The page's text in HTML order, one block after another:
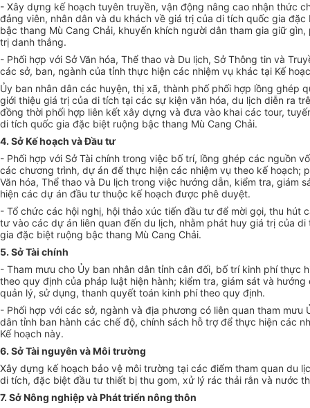
- Xây dựng kế hoạch tuyên truyền, vận động nâng cao nhận thức
đảng viên, nhân dân và du khách về giá trị của di tích quốc gia đặc
bậc thang Mù Cang Chải, khuyến khích người dân tham gia giữ gìn,
trị danh thắng.
- Phối hợp với Sở Văn hóa, Thể thao và Du lịch, Sở Thông tin và Truy
các sở, ban, ngành của tỉnh thực hiện các nhiệm vụ khác tại Kế
Ủy ban nhân dân các huyện, thị xã, thành phốphối hợp lồng ghép
giới thiệu giá trị của di tích tại các sự kiện văn hóa, du lịch diễn ra
đồng thời phối hợp liên kết xây dựng và đưa vào khai các tour, tuyế
di tích quốc gia đặc biệt ruộng bậc thang Mù Cang Chải.
4. SởKếhoạch và Đầu tư
- Phối hợp với Sở Tài chính trong việc bố trí, lồng ghép các nguồn
các chương trình, dự án để thực hiện các nhiệm vụ theo kế hoạch;
Văn hóa, Thể thao và Du lịch trong việc hướng dẫn, kiểm tra, giám
hiện các dự án đầu tư thuộc kế hoạch được phê duyệt.
- Tổ chức các hội nghị, hội thảo xúc tiến đầu tư để mời gọi, thu hút
tư vào các dự án liên quan đến du lịch, nhằm phát huy giá trị của di
gia đặc biệt ruộng bậc thang Mù Cang Chải.
5. SởTài chính
- Tham mưu cho Ủy ban nhân dân tỉnh cân đối, bố trí kinh phí thực
theo quy định của pháp luật hiện hành; kiểm tra, giám sát và hướng
quản lý, sử dụng, thanh quyết toán kinh phí theo quy định.
- Phối hợp với các sở, ngành và địa phương có liên quan tham mưu
dân tỉnh ban hành các chếđộ, chính sách hỗ trợ để thực hiện các
Kế hoạch này.
6. Sở Tài nguyên và Môi trường
Xây dựng kế hoạch bảo vệ môi trường tại các điểm tham quan du
di tích, đặc biệt đầu tư thiết bị thu gom, xử lý rác thải rắn và nước
7. Sở Nông nghiệp và Phát triển nông thôn